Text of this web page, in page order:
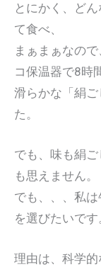
とにかく、ど
て食べ、
まぁまぁなの
コ保温器で8時
滑らかな「絹
た。
でも、味も絹
も思えません。
でも、、、私
を選びたいです
理由は、科学的